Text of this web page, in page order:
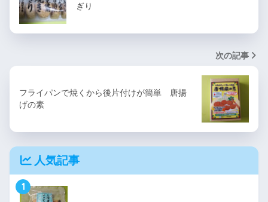
ぎり
次の記事
フライパンで焼くから後片付けが簡単 唐揚
げの素
人気記事
1